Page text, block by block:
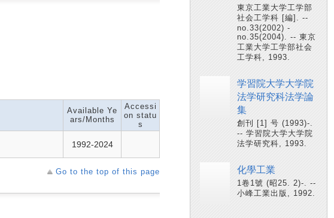
Available Ye
ars/Months
Accessi
on statu
s
1992-2024
Go to the top of this page
東京工業大学工学部
社会工学科 [編]. --
no.33(2002) -
no.35(2004). -- 東京
工業大学工学部社会
工学科, 1993.
学習院大学大学院
法学研究科法学論
集
創刊 [1] 号 (1993)-.
-- 学習院大学大学院
法学研究科, 1993.
化學工業
1卷1號 (昭25. 2)-. --
小峰工業出版, 1992.